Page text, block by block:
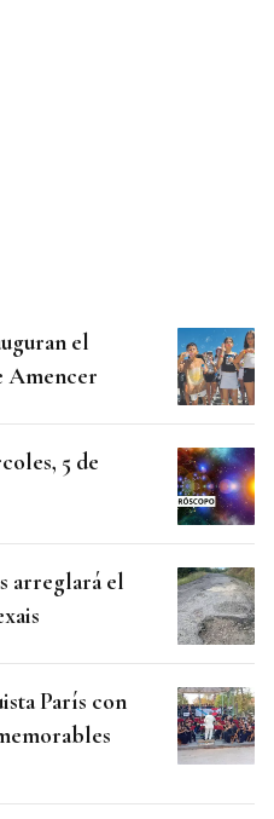
el
Amencer
5 de
arreglará el
París con